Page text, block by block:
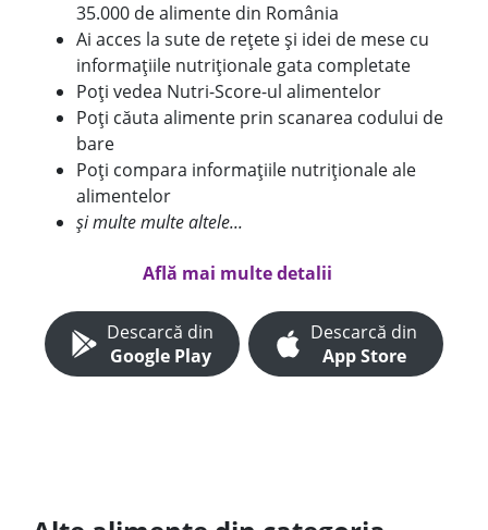
35.000 de alimente din România
Ai acces la sute de rețete și idei de mese cu
informațiile nutriționale gata completate
Poți vedea Nutri-Score-ul alimentelor
Poți căuta alimente prin scanarea codului de
bare
Poți compara informațiile nutriționale ale
alimentelor
și multe multe altele...
Află mai multe detalii
Descarcă din
Google Play
Descarcă din
App Store